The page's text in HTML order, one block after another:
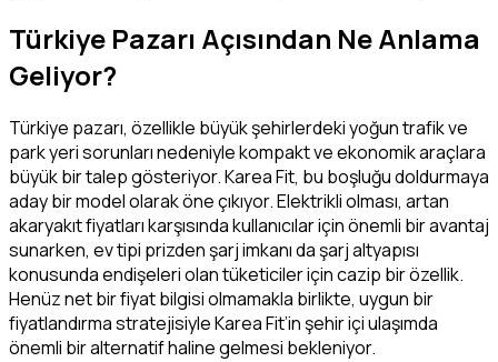
Türkiye Pazarı Açısından Ne Anlama
Geliyor?
Türkiye pazarı, özellikle büyük şehirlerdeki yoğun trafik ve
park yeri sorunları nedeniyle kompakt ve ekonomik araçlara
büyük bir talep gösteriyor. Karea Fit, bu boşluğu doldurmaya
aday bir model olarak öne çıkıyor. Elektrikli olması, artan
akaryakıt fiyatları karşısında kullanıcılar için önemli bir avantaj
sunarken, ev tipi prizden şarj imkanı da şarj altyapısı
konusunda endişeleri olan tüketiciler için cazip bir özellik.
Henüz net bir fiyat bilgisi olmamakla birlikte, uygun bir
fiyatlandırma stratejisiyle Karea Fit’in şehir içi ulaşımda
önemli bir alternatif haline gelmesi bekleniyor.